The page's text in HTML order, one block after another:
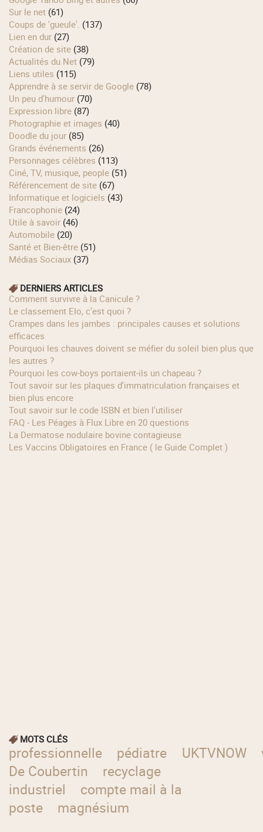
Sur le net (61)
Coups de 'gueule'. (137)
Lien en dur (27)
Création de site (38)
Actualités du Net (79)
Liens utiles (115)
Apprendre à se servir de Google (78)
Un peu d'humour (70)
Expression libre (87)
Photographie et images (40)
Doodle du jour (85)
Grands événements (26)
Personnages célèbres (113)
Ciné, TV, musique, people (51)
Référencement de site (67)
Informatique et logiciels (43)
Francophonie (24)
Utile à savoir (46)
Automobile (20)
Santé et Bien-être (51)
Médias Sociaux (37)
DERNIERS ARTICLES
Comment survivre à la Canicule ?
Le classement Elo, c’est quoi ?
Crampes dans les jambes : principales causes et solutions
efficaces
Pourquoi les chauves doivent se méfier du soleil bien plus que
les autres ?
Pourquoi les cow‑boys portaient‑ils un chapeau ?
Tout savoir sur les plaques d'immatriculation françaises et
bien plus encore
Tout savoir sur le code ISBN et bien l'utiliser
FAQ - Les Péages à Flux Libre en 20 questions
La Dermatose nodulaire bovine contagieuse
Les Vaccins Obligatoires en France ( le Guide Complet )
MOTS CLÉS
professionnelle pédiatre UKTVNOW
De Coubertin
recyclage
industriel
compte mail à la
poste
magnésium